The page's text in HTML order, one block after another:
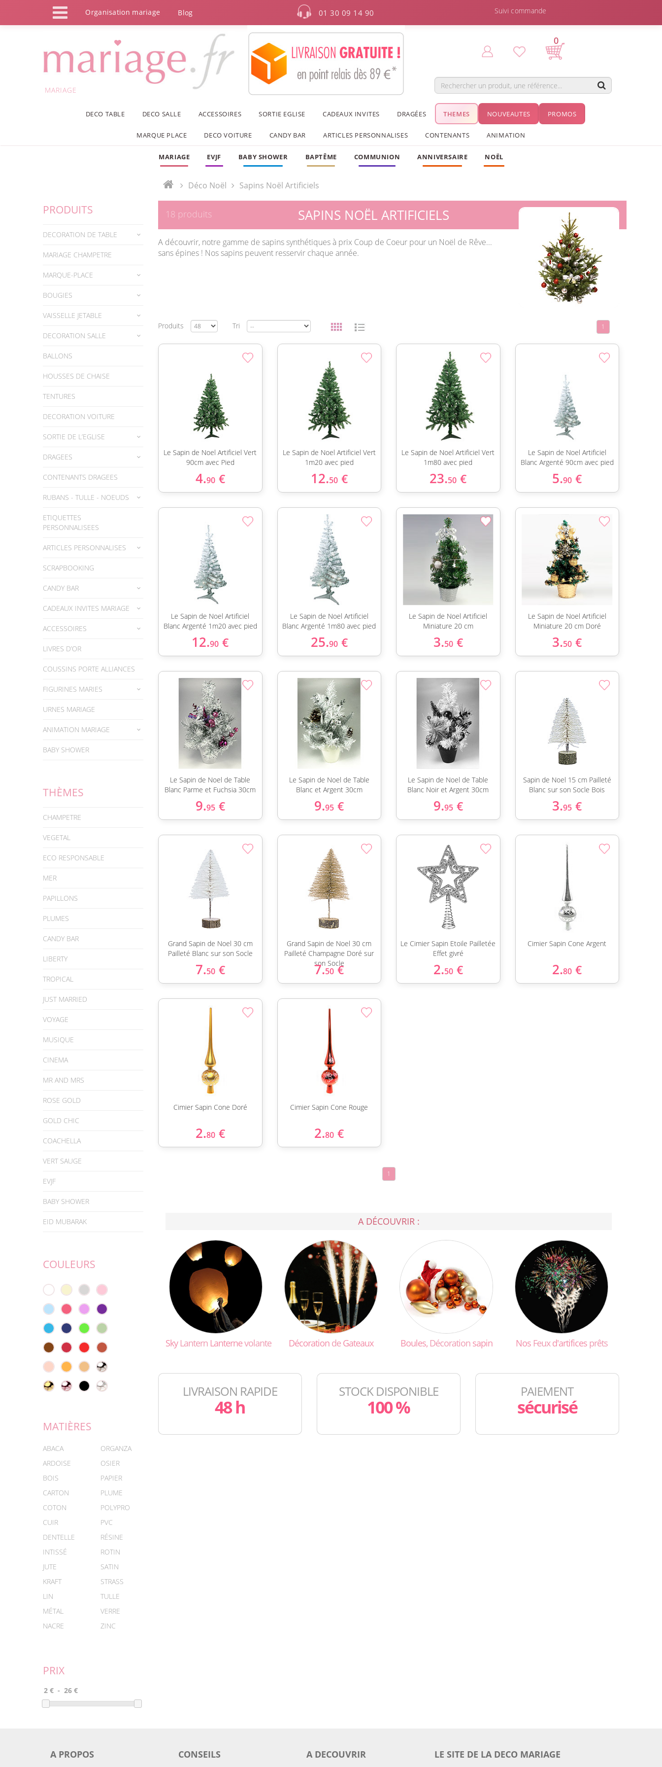
Organisation mariage Blog 01 30 09 14 90 Suivi commande
MARIAGE
0
DECO TABLE DECO SALLE ACCESSOIRES SORTIE EGLISE CADEAUX INVITES DRAGÉES THEMES NOUVEAUTES PROMOS
MARQUE PLACE DECO VOITURE CANDY BAR ARTICLES PERSONNALISES CONTENANTS ANIMATION
MARIAGE EVJF BABY SHOWER BAPTÊME COMMUNION ANNIVERSAIRE NOËL
PRODUITS
DECORATION DE TABLE
MARIAGE CHAMPETRE
MARQUE-PLACE
BOUGIES
VAISSELLE JETABLE
DECORATION SALLE
BALLONS
HOUSSES DE CHAISE
TENTURES
DECORATION VOITURE
SORTIE DE L’EGLISE
DRAGEES
CONTENANTS DRAGEES
RUBANS - TULLE - NOEUDS
ETIQUETTES
PERSONNALISEES
ARTICLES PERSONNALISES
SCRAPBOOKING
CANDY BAR
CADEAUX INVITES MARIAGE
ACCESSOIRES
LIVRES D’OR
COUSSINS PORTE ALLIANCES
FIGURINES MARIES
URNES MARIAGE
ANIMATION MARIAGE
BABY SHOWER
THÈMES
CHAMPETRE
VEGETAL
ECO RESPONSABLE
MER
PAPILLONS
PLUMES
CANDY BAR
LIBERTY
TROPICAL
JUST MARRIED
VOYAGE
MUSIQUE
CINEMA
MR AND MRS
ROSE GOLD
GOLD CHIC
COACHELLA
VERT SAUGE
EVJF
BABY SHOWER
EID MUBARAK
COULEURS
MATIÈRES
ABACA
ARDOISE
BOIS
CARTON
COTON
CUIR
DENTELLE
INTISSÉ
JUTE
KRAFT
LIN
MÉTAL
NACRE
ORGANZA
OSIER
PAPIER
PLUME
POLYPRO
PVC
RÉSINE
ROTIN
SATIN
STRASS
TULLE
VERRE
ZINC
PRIX
Déco Noël Sapins Noël Artificiels
18 produits SAPINS NOËL ARTIFICIELS
A découvrir, notre gamme de sapins synthétiques à prix Coup de Coeur pour un Noël de Rêve...
sans épines ! Nos sapins peuvent resservir chaque année.
Produits Tri 1
Le Sapin de Noel Artificiel Vert
90cm avec Pied
4.90 €
Le Sapin de Noel Artificiel Vert
1m20 avec pied
12.50 €
Le Sapin de Noel Artificiel Vert
1m80 avec pied
23.50 €
Le Sapin de Noel Artificiel
Blanc Argenté 90cm avec pied
5.90 €
Le Sapin de Noel Artificiel
Blanc Argenté 1m20 avec pied
12.90 €
Le Sapin de Noel Artificiel
Blanc Argenté 1m80 avec pied
25.90 €
Le Sapin de Noel Artificiel
Miniature 20 cm
3.50 €
Le Sapin de Noel Artificiel
Miniature 20 cm Doré
3.50 €
Le Sapin de Noel de Table
Blanc Parme et Fuchsia 30cm
9.95 €
Le Sapin de Noel de Table
Blanc et Argent 30cm
9.95 €
Le Sapin de Noel de Table
Blanc Noir et Argent 30cm
9.95 €
Sapin de Noel 15 cm Pailleté
Blanc sur son Socle Bois
3.95 €
Grand Sapin de Noel 30 cm
Pailleté Blanc sur son Socle
7.50 €
Grand Sapin de Noel 30 cm
Pailleté Champagne Doré sur
son Socle
7.50 €
Le Cimier Sapin Etoile Pailletée
Effet givré
2.50 €
Cimier Sapin Cone Argent
2.80 €
Cimier Sapin Cone Doré
2.80 €
Cimier Sapin Cone Rouge
2.80 €
1
A DÉCOUVRIR :
SkyLantern Lanternevolante Décoration de Gateaux Boules, Décorationsapin Nos Feuxd'artifices prêts
LIVRAISON RAPIDE
48 h
STOCK DISPONIBLE
100 %
PAIEMENT
sécurisé
A PROPOS CONSEILS A DECOUVRIR LE SITE DE LA DECO MARIAGE
Panneau de gestion des cookies